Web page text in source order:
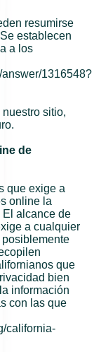
resumirse
establecen
a los
1316548?
sitio,
de
que exige a
online la
alcance de
a cualquier
que
bien
información
con las que
california-